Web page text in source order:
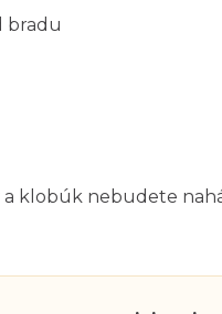
bradu
klobúk nebudete